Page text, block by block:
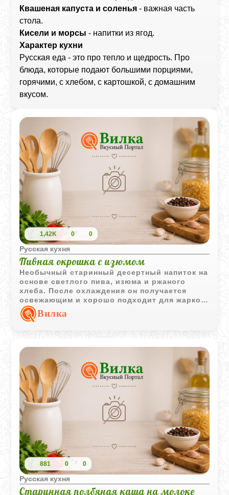
Квашеная капуста и соленья - важная часть
стола.
Кисели и морсы - напитки из ягод.
Характер кухни
Русская еда - это про тепло и щедрость. Про
блюда, которые подают большими порциями,
горячими, с хлебом, с картошкой, с домашним
вкусом.
1,42K 0 0
Русская кухня
Пивная окрошка с изюмом
Необычный старинный десертный напиток на
основе светлого пива, изюма и ржаного
хлеба. После охлаждения он получается
освежающим и хорошо подходит для жаркой
погоды.Вилка
881 0 0
Русская кухня
Старинная полбяная каша на молоке